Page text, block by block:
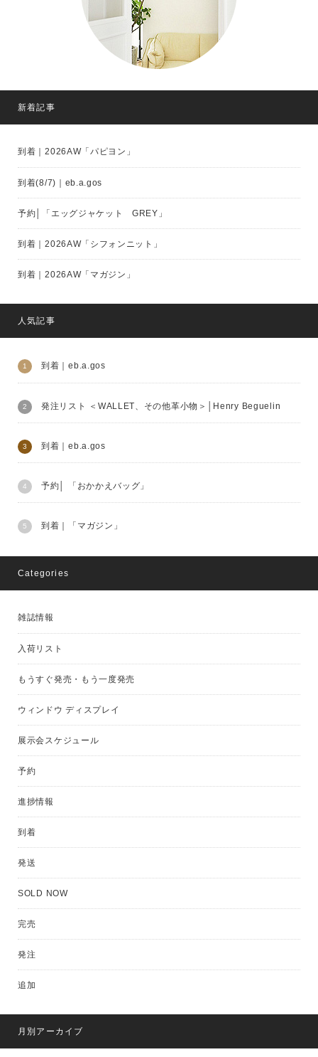
新着記事
到着｜2026AW「パピヨン」
到着(8/7)｜eb.a.gos
予約│「エッグジャケット GREY」
到着｜2026AW「シフォンニット」
到着｜2026AW「マガジン」
人気記事
到着｜eb.a.gos
発注リスト ＜WALLET、その他革小物＞│Henry Beguelin
到着｜eb.a.gos
予約│ 「おかかえバッグ」
到着｜「マガジン」
Categories
雑誌情報
入荷リスト
もうすぐ発売・もう一度発売
ウィンドウ ディスプレイ
展示会スケジュール
予約
進捗情報
到着
発送
SOLD NOW
完売
発注
追加
月別アーカイブ